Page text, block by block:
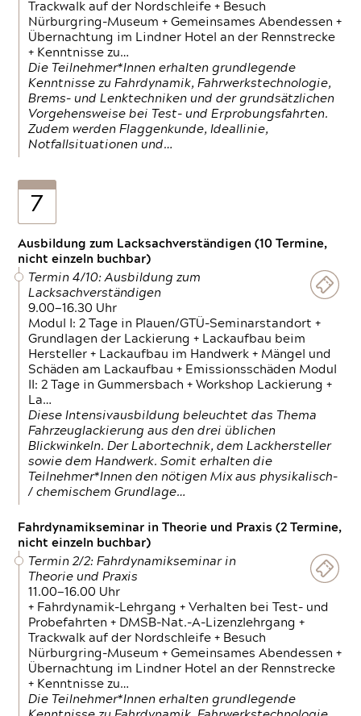
Trackwalk auf der Nordschleife + Besuch
Nürburgring-Museum + Gemeinsames Abendessen +
Übernachtung im Lindner Hotel an der Rennstrecke
+ Kenntnisse zu…
Die Teilnehmer*Innen erhalten grundlegende
Kenntnisse zu Fahrdynamik, Fahrwerkstechnologie,
Brems- und Lenktechniken und der grundsätzlichen
Vorgehensweise bei Test- und Erprobungsfahrten.
Zudem werden Flaggenkunde, Ideallinie,
Notfallsituationen und…
7
Ausbildung zum Lacksachverständigen (10 Termine,
nicht einzeln buchbar)
Termin 4/10: Ausbildung zum
Lacksachverständigen
9.00—16.30 Uhr
Modul I: 2 Tage in Plauen/GTÜ-Seminarstandort +
Grundlagen der Lackierung + Lackaufbau beim
Hersteller + Lackaufbau im Handwerk + Mängel und
Schäden am Lackaufbau + Emissionsschäden Modul
II: 2 Tage in Gummersbach + Workshop Lackierung +
La…
Diese Intensivausbildung beleuchtet das Thema
Fahrzeuglackierung aus den drei üblichen
Blickwinkeln. Der Labortechnik, dem Lackhersteller
sowie dem Handwerk. Somit erhalten die
Teilnehmer*Innen den nötigen Mix aus physikalisch-
/ chemischem Grundlage…
Fahrdynamikseminar in Theorie und Praxis (2 Termine,
nicht einzeln buchbar)
Termin 2/2: Fahrdynamikseminar in
Theorie und Praxis
11.00—16.00 Uhr
+ Fahrdynamik-Lehrgang + Verhalten bei Test- und
Probefahrten + DMSB-Nat.-A-Lizenzlehrgang +
Trackwalk auf der Nordschleife + Besuch
Nürburgring-Museum + Gemeinsames Abendessen +
Übernachtung im Lindner Hotel an der Rennstrecke
+ Kenntnisse zu…
Die Teilnehmer*Innen erhalten grundlegende